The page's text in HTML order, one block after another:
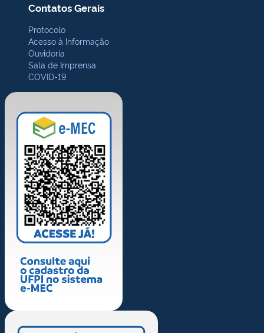
Contatos Gerais
Protocolo
Acesso à Informação
Ouvidoria
Sala de Imprensa
COVID-19